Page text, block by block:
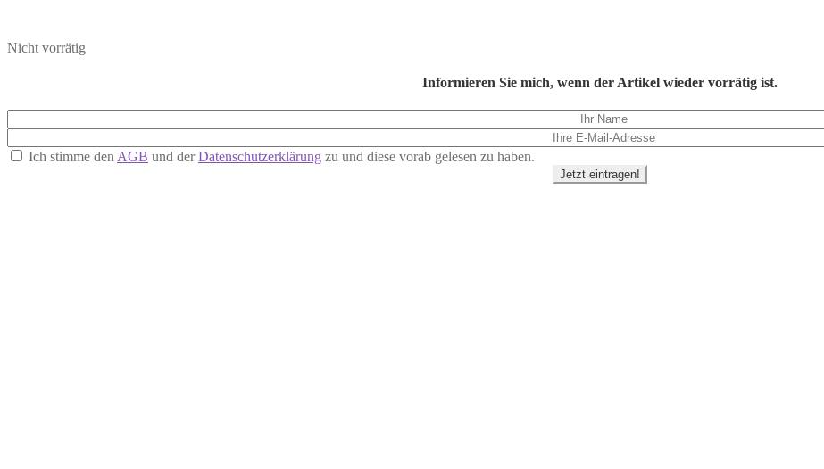
Nicht vorrätig
Informieren Sie mich, wenn der Artikel wieder vorrätig ist.
Ich stimme den AGB und derDatenschutzerklärung zu und diese vorab gelesen zu haben.
Jetzt eintragen!